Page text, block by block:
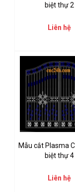
biệt thự 2
Liên hệ
Mẫu cắt Plasma
biệt thự 4
Liên hệ